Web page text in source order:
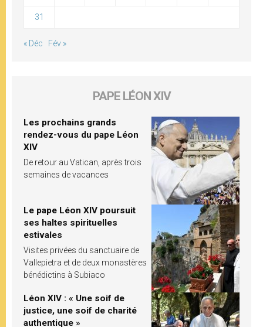
31
« Déc Fév »
PAPE LÉON XIV
Les prochains grands
rendez-vous du pape Léon
XIV
De retour au Vatican, après trois
semaines de vacances
Le pape Léon XIV poursuit
ses haltes spirituelles
estivales
Visites privées du sanctuaire de
Vallepietra et de deux monastères
bénédictins à Subiaco
Léon XIV : « Une soif de
justice, une soif de charité
authentique »